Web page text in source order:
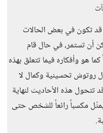
تكون في بعض الحالات
أن تستمر، في حال قام
هو وأفكاره فيما تتعلق بهذه
روتوش تحسينية وكمال لا
تتحول هذه الأحاديث لنهاية
مكسباً رائعاً للشخص حتى